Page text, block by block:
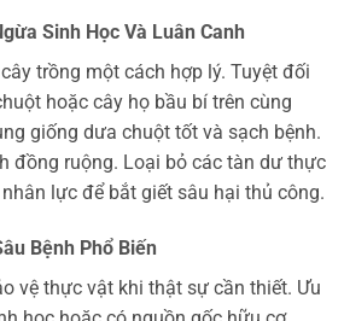
Sinh Học Và Luân Canh
trồng một cách hợp lý. Tuyệt đối
hoặc cây họ bầu bí trên cùng
giống dưa chuột tốt và sạch bệnh.
đồng ruộng. Loại bỏ các tàn dư thực
lực để bắt giết sâu hại thủ công.
Bệnh Phổ Biến
vệ thực vật khi thật sự cần thiết. Ưu